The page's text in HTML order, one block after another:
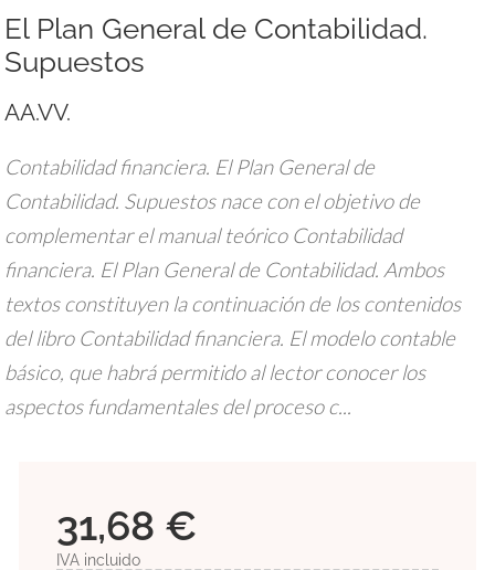
El Plan General de Contabilidad.
Supuestos
AA.VV.
Contabilidad financiera. El Plan General de
Contabilidad. Supuestos nace con el objetivo de
complementar el manual teórico Contabilidad
financiera. El Plan General de Contabilidad. Ambos
textos constituyen la continuación de los contenidos
del libro Contabilidad financiera. El modelo contable
básico, que habrá permitido al lector conocer los
aspectos fundamentales del proceso c...
31,68 €
IVA incluido